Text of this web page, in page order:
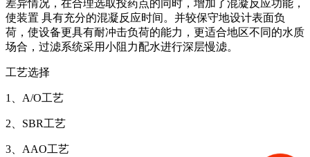
差异情况，在合理选取投药点的同时，增加了混凝反应功能，
使装置 具有充分的混凝反应时间。并较保守地设计表面负
荷，使设备更具有耐冲击负荷的能力，更适合地区不同的水质
场合，过滤系统采用小阻力配水进行深层慢滤。
工艺选择
1、A/O工艺
2、SBR工艺
3、AAO工艺